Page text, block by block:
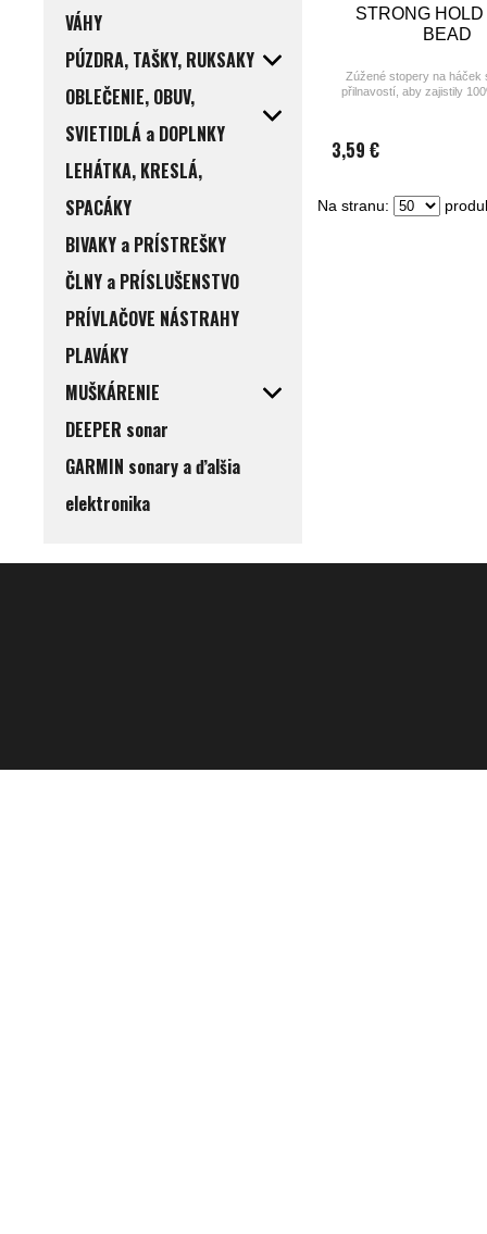
VÁHY
PÚZDRA, TAŠKY, RUKSAKY
OBLEČENIE, OBUV,
SVIETIDLÁ a DOPLNKY
LEHÁTKA, KRESLÁ,
SPACÁKY
BIVAKY a PRÍSTREŠKY
ČLNY a PRÍSLUŠENSTVO
PRÍVLAČOVE NÁSTRAHY
PLAVÁKY
MUŠKÁRENIE
DEEPER sonar
GARMIN sonary a ďalšia
elektronika
STRONG
BEAD
Zúžené stopery na háček
přilnavostí, aby zajistily
3,59 €
Na stranu: